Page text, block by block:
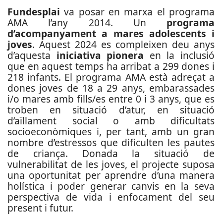
Fundesplaiva posar en marxa el programa
AMA l’any 2014. Un programa
d’acompanyament a mares adolescents i
joves. Aquest 2024 es compleixen deu anys
d’aquesta iniciativa pionera en la inclusió
que en aquest temps ha arribat a 299 dones i
218 infants. El programa AMA està adreçat a
dones joves de 18 a 29 anys, embarassades
i/o mares amb fills/es entre 0 i 3 anys, que es
troben en situació d’atur, en situació
d’aïllament social o amb dificultats
socioeconòmiques i, per tant, amb un gran
nombre d’estressos que dificulten les pautes
de criança. Donada la situació de
vulnerabilitat de les joves, el projecte suposa
una oportunitat per aprendre d’una manera
holística i poder generar canvis en la seva
perspectiva de vida i enfocament del seu
present i futur.